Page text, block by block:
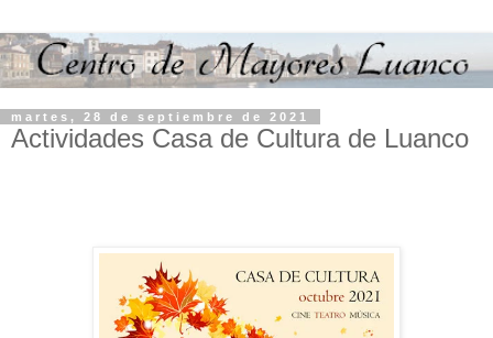
martes, 28 de septiembre de 2021
Actividades Casa de Cultura de Luanco